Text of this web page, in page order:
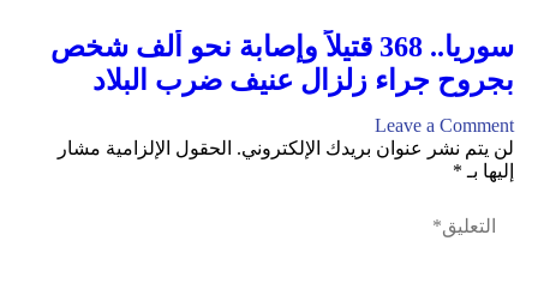
سوريا.. 368 قتيلاً وإصابة نحو ألف شخص
بجروح جراء زلزال عنيف ضرب البلاد
Leave a Comment
لن يتم نشر عنوان بريدك الإلكتروني. الحقول الإلزامية مشار
إليها بـ *